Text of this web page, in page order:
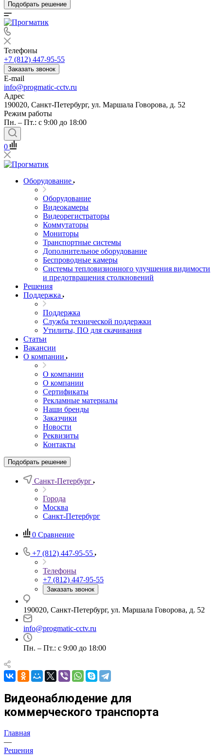
Подобрать решение
Телефоны
+7 (812) 447-95-55
Заказать звонок
E-mail
info@progmatic-cctv.ru
Адрес
190020, Санкт-Петербург, ул. Маршала Говорова, д. 52
Режим работы
Пн. – Пт.: с 9:00 до 18:00
0
Оборудование
Оборудование
Видеокамеры
Видеорегистраторы
Коммутаторы
Мониторы
Транспортные системы
Дополнительное оборудование
Беспроводные камеры
Системы тепловизионного улучшения видимости
и предотвращения столкновений
Решения
Поддержка
Поддержка
Служба технической поддержки
Утилиты, ПО для скачивания
Статьи
Вакансии
О компании
О компании
О компании
Сертификаты
Рекламные материалы
Наши бренды
Заказчики
Новости
Реквизиты
Контакты
Подобрать решение
Санкт-Петербург
Города
Москва
Санкт-Петербург
0 Сравнение
+7 (812) 447-95-55
Телефоны
+7 (812) 447-95-55
Заказать звонок
190020, Санкт-Петербург, ул. Маршала Говорова, д. 52
info@progmatic-cctv.ru
Пн. – Пт.: с 9:00 до 18:00
Видеонаблюдение для
коммерческого транспорта
Главная
—
Решения